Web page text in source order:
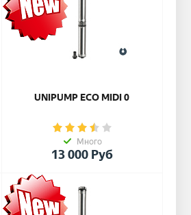
UNIPUMP ЕСО MIDI 0
Много
13 000Руб